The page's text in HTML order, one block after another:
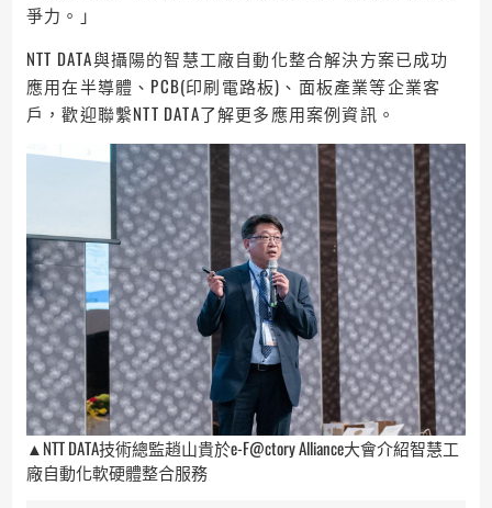
爭力。」
NTT DATA與攝陽的智慧工廠自動化整合解決方案已成功
應用在半導體、PCB(印刷電路板)、面板產業等企業客
戶，歡迎聯繫NTT DATA了解更多應用案例資訊。
▲NTT DATA技術總監趙山貴於e-F@ctory Alliance大會介紹智慧工
廠自動化軟硬體整合服務